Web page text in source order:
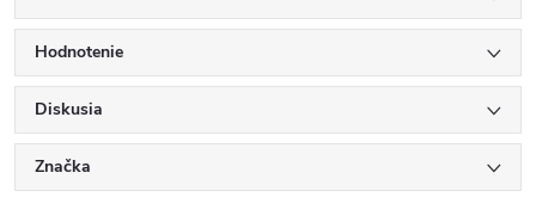
Hodnotenie
Diskusia
Značka